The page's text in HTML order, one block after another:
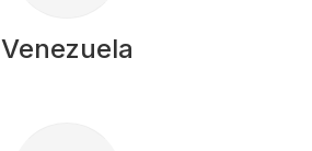
Venezuela